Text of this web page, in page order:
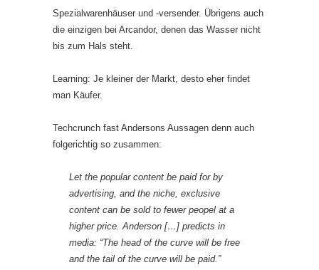
Spezialwarenhäuser und -versender. Übrigens auch
die einzigen bei Arcandor, denen das Wasser nicht
bis zum Hals steht.
Learning: Je kleiner der Markt, desto eher findet
man Käufer.
Techcrunch fast Andersons Aussagen denn auch
folgerichtig so zusammen:
Let the popular content be paid for by
advertising, and the niche, exclusive
content can be sold to fewer peopel at a
higher price. Anderson […] predicts in
media: “The head of the curve will be free
and the tail of the curve will be paid.”